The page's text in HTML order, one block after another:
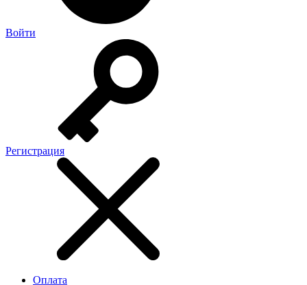
Войти
Регистрация
Оплата